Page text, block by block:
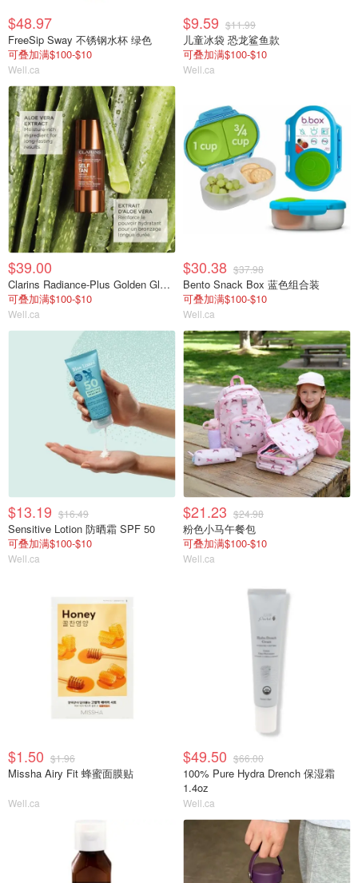
$48.97
FreeSip Sway 不锈钢水杯 绿色
可叠加满$100-$10
Well.ca
$9.59 $11.99
儿童冰袋 恐龙鲨鱼款
可叠加满$100-$10
Well.ca
$39.00
Clarins Radiance-Plus Golden Glow Booster 精华液
可叠加满$100-$10
Well.ca
$30.38 $37.98
Bento Snack Box 蓝色组合装
可叠加满$100-$10
Well.ca
$13.19 $16.49
Sensitive Lotion 防晒霜 SPF 50
可叠加满$100-$10
Well.ca
$21.23 $24.98
粉色小马午餐包
可叠加满$100-$10
Well.ca
$1.50 $1.96
Missha Airy Fit 蜂蜜面膜贴
Well.ca
$49.50 $66.00
100% Pure Hydra Drench 保湿霜
1.4oz
Well.ca